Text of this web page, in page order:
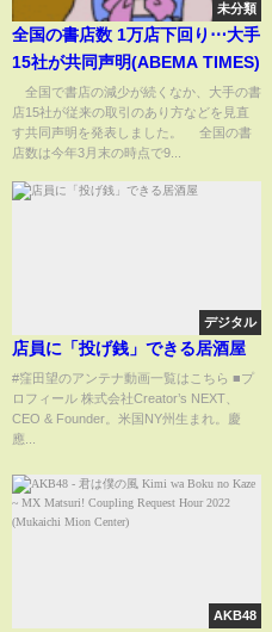
未分類
全国の書店数 1万店下回り⋯大手
15社が共同声明(ABEMA TIMES)
全国で書店の減少が続くなか、大手の書
店15社が従来の取引のあり方などを見直
す共同声明を発表しました。 全国の書
店数は今年3月末の時点で9...
デジタル
店員に「投げ銭」できる居酒屋
#窪田望のアンテナ動画一覧はこちら ■プ
ロフィール 株式会社Creator’s NEXT、
CEO & Founder。米国NY州生まれ。慶
應...
AKB48